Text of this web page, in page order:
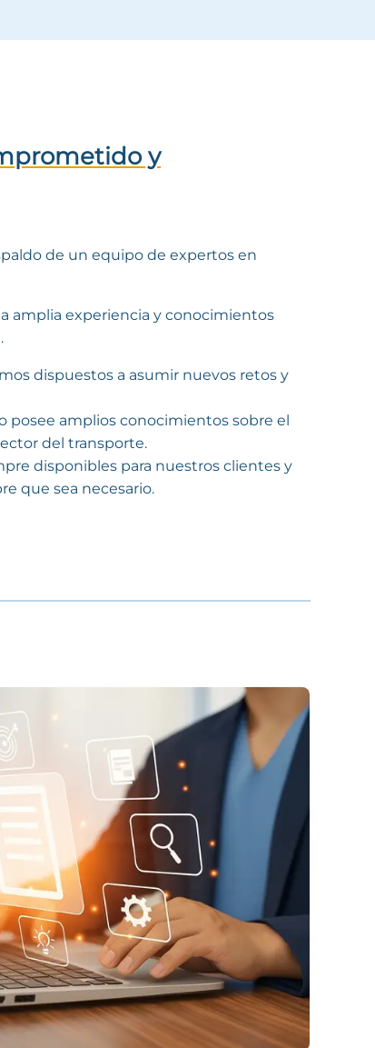
y
de un equipo de expertos en
amplia experiencia y conocimientos
dispuestos a asumir nuevos retos y
posee amplios conocimientos sobre el
del transporte.
disponibles para nuestros clientes y
que sea necesario.